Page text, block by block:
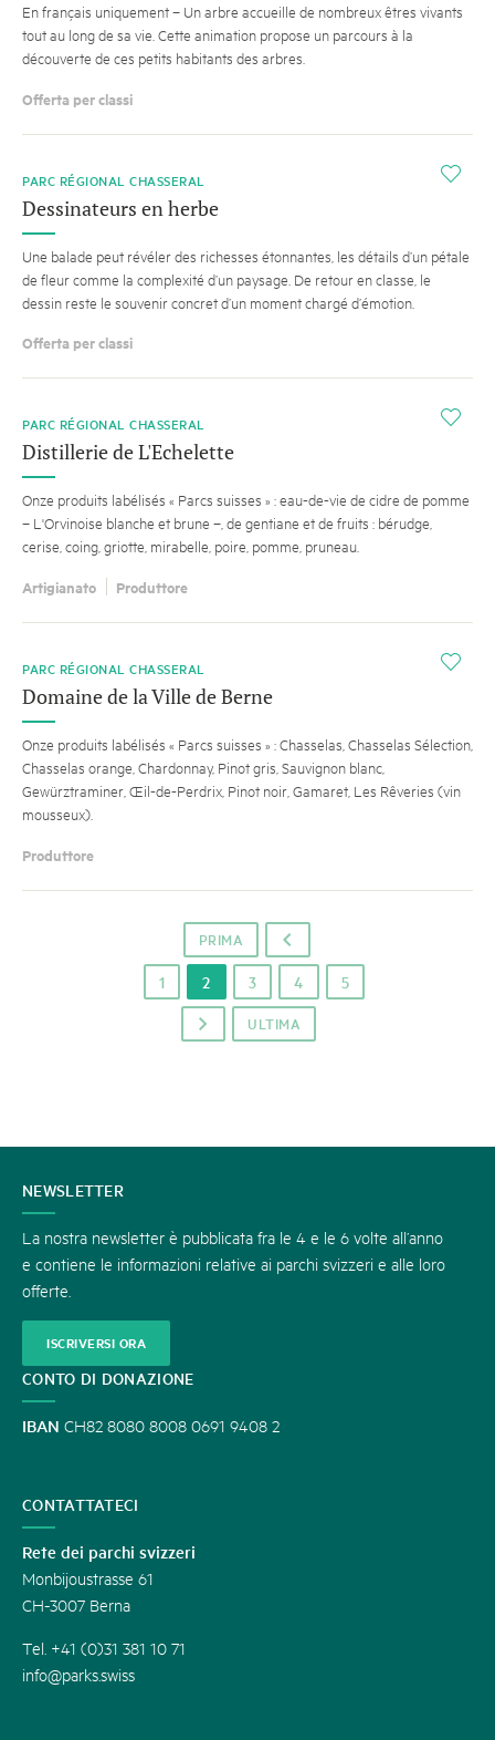
En français uniquement – Un arbre accueille de nombreux êtres vivants
tout au long de sa vie. Cette animation propose un parcours à la
découverte de ces petits habitants des arbres.
Offerta per classi
i
PARC RÉGIONAL CHASSERAL
Dessinateurs en herbe
Une balade peut révéler des richesses étonnantes, les détails d’un pétale
de fleur comme la complexité d’un paysage. De retour en classe, le
dessin reste le souvenir concret d’un moment chargé d’émotion.
Offerta per classi
i
PARC RÉGIONAL CHASSERAL
Distillerie de L'Echelette
Onze produits labélisés « Parcs suisses » : eau-de-vie de cidre de pomme
– L'Orvinoise blanche et brune –, de gentiane et de fruits : bérudge,
cerise, coing, griotte, mirabelle, poire, pomme, pruneau.
Artigianato Produttore
i
PARC RÉGIONAL CHASSERAL
Domaine de la Ville de Berne
Onze produits labélisés « Parcs suisses » : Chasselas, Chasselas Sélection,
Chasselas orange, Chardonnay, Pinot gris, Sauvignon blanc,
Gewürztraminer, Œil-de-Perdrix, Pinot noir, Gamaret, Les Rêveries (vin
mousseux).
Produttore
PRIMA o
p ULTIMA
1 2 3 4 5
CONTATTATECI
NEWSLETTER
La nostra newsletter è pubblicata fra le 4 e le 6 volte all’anno
e contiene le informazioni relative ai parchi svizzeri e alle loro
offerte.
ISCRIVERSI ORA
CONTO DI DONAZIONE
IBAN CH82 8080 8008 0691 9408 2
CONTATTATECI
Rete dei parchi svizzeri
Monbijoustrasse 61
CH-3007 Berna
Tel. +41 (0)31 381 10 71
info@parks.swiss